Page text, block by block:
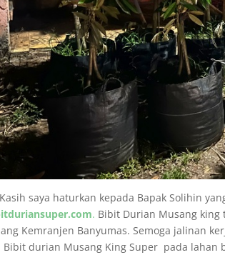
saya haturkan kepada Bapak Solihin
. Bibit Durian Musang
Kemranjen Banyumas. Semoga jalinan
Bibit durian Musang King Super pada lahan